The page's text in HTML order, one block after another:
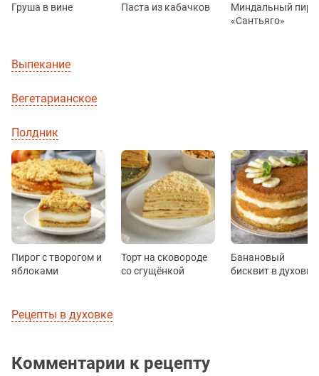
Груша в вине Паста из кабачков
Миндальный
«Сантьяго»
Выпекание
Вегетарианское
Полдник
Пирог с творогом и
яблоками
Торт на сковороде
со сгущёнкой
Банановый
бисквит в духовке
Рецепты в духовке
Комментарии к рецепту